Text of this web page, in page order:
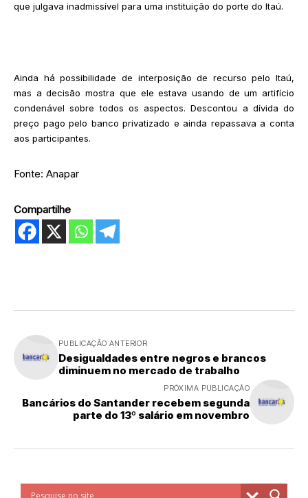
que julgava inadmissível para uma instituição do porte do Itaú.
Ainda há possibilidade de interposição de recurso pelo Itaú,
mas a decisão mostra que ele estava usando de um artifício
condenável sobre todos os aspectos. Descontou a dívida do
preço pago pelo banco privatizado e ainda repassava a conta
aos participantes.
Fonte: Anapar
Compartilhe
PUBLICAÇÃO ANTERIOR
Desigualdades entre negros e brancos
diminuem no mercado de trabalho
PRÓXIMA PUBLICAÇÃO
Bancários do Santander recebem segunda
parte do 13º salário em novembro